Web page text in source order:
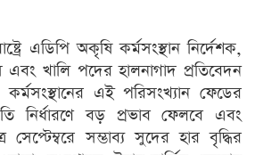
এডিপি অকৃষি কর্মসংস্থান নির্দেশক,
খালি পদের হালনাগাদ প্রতিবেদন
এই পরিসংখ্যান ফেডের
নির্ধারণে বড় প্রভাব ফেলবে এবং
সেপ্টেম্বরে সম্ভাব্য সুদের হার বৃদ্ধির